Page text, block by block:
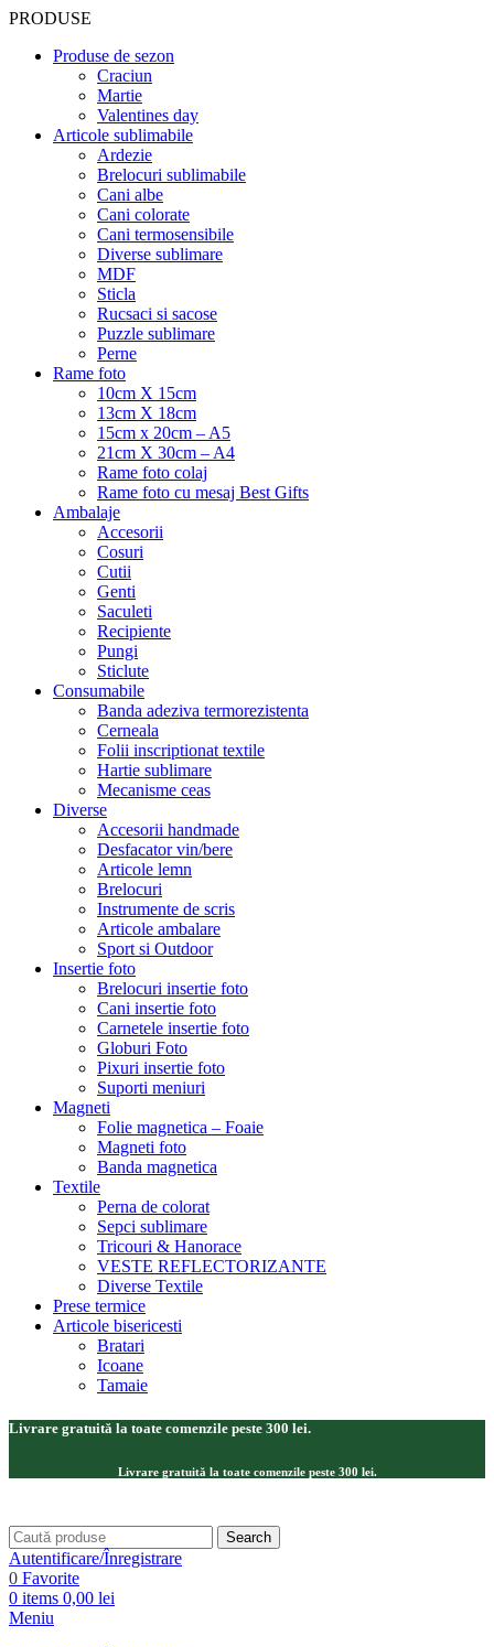
PRODUSE
Produse de sezon
Craciun
Martie
Valentines day
Articole sublimabile
Ardezie
Brelocuri sublimabile
Cani albe
Cani colorate
Cani termosensibile
Diverse sublimare
MDF
Sticla
Rucsaci si sacose
Puzzle sublimare
Perne
Rame foto
10cm X 15cm
13cm X 18cm
15cm x 20cm – A5
21cm X 30cm – A4
Rame foto colaj
Rame foto cu mesaj Best Gifts
Ambalaje
Accesorii
Cosuri
Cutii
Genti
Saculeti
Recipiente
Pungi
Sticlute
Consumabile
Banda adeziva termorezistenta
Cerneala
Folii inscriptionat textile
Hartie sublimare
Mecanisme ceas
Diverse
Accesorii handmade
Desfacator vin/bere
Articole lemn
Brelocuri
Instrumente de scris
Articole ambalare
Sport si Outdoor
Insertie foto
Brelocuri insertie foto
Cani insertie foto
Carnetele insertie foto
Globuri Foto
Pixuri insertie foto
Suporti meniuri
Magneti
Folie magnetica – Foaie
Magneti foto
Banda magnetica
Textile
Perna de colorat
Sepci sublimare
Tricouri & Hanorace
VESTE REFLECTORIZANTE
Diverse Textile
Prese termice
Articole bisericesti
Bratari
Icoane
Tamaie
Livrare gratuită la toate comenzile peste 300 lei.
Livrare gratuită la toate comenzile peste 300 lei.
Search
Autentificare/Înregistrare
0 Favorite
0 items 0,00 lei
Meniu